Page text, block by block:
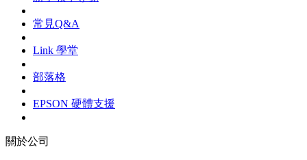
常見Q&A
Link 學堂
部落格
EPSON 硬體支援
關於公司